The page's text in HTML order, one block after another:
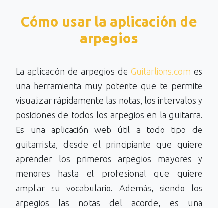
Cómo usar la aplicación de
arpegios
La aplicación de arpegios de Guitarlions.com es
una herramienta muy potente que te permite
visualizar rápidamente las notas, los intervalos y
posiciones de todos los arpegios en la guitarra.
Es una aplicación web útil a todo tipo de
guitarrista, desde el principiante que quiere
aprender los primeros arpegios mayores y
menores hasta el profesional que quiere
ampliar su vocabulario. Además, siendo los
arpegios las notas del acorde, es una